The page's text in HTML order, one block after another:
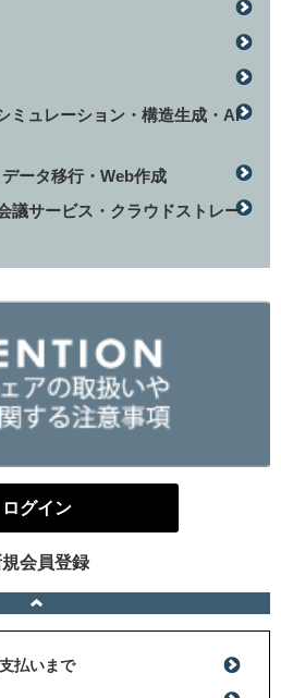
ミュレーション・構造生成・AI
ータ移行・Web作成
議サービス・クラウドストレー
ログイン
規会員登録
払いまで